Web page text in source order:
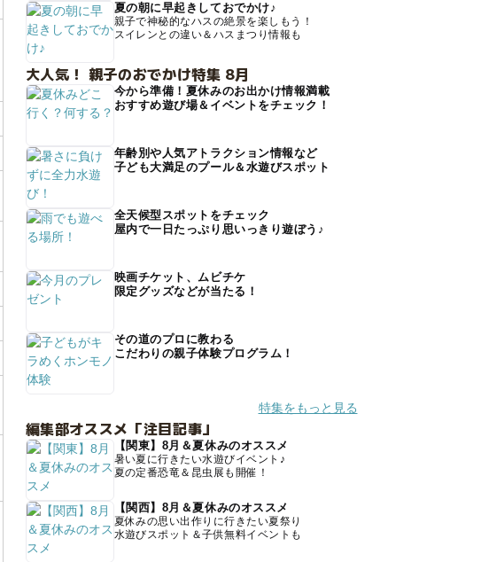
夏の朝に早起きしておでかけ♪
親子で神秘的なハスの絶景を楽しもう！
スイレンとの違い＆ハスまつり情報も
大人気！ 親子のおでかけ特集 8月
今から準備！夏休みのお出かけ情報満載
おすすめ遊び場＆イベントをチェック！
年齢別や人気アトラクション情報など
子ども大満足のプール＆水遊びスポット
全天候型スポットをチェック
屋内で一日たっぷり思いっきり遊ぼう♪
映画チケット、ムビチケ
限定グッズなどが当たる！
その道のプロに教わる
こだわりの親子体験プログラム！
特集をもっと見る
編集部オススメ「注目記事」
【関東】8月＆夏休みのオススメ
暑い夏に行きたい水遊びイベント♪
夏の定番恐竜＆昆虫展も開催！
【関西】8月＆夏休みのオススメ
夏休みの思い出作りに行きたい夏祭り
水遊びスポット＆子供無料イベントも